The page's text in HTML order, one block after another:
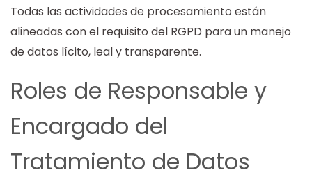
Todas las actividades de procesamiento están
alineadas con el requisito del RGPD para un manejo
de datos lícito, leal y transparente.
Roles de Responsable y
Encargado del
Tratamiento de Datos